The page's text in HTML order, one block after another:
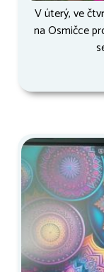
V úterý, ve
na Osmičce